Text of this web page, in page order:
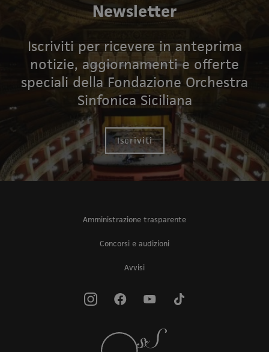
Newsletter
Iscriviti per ricevere in anteprima
notizie, aggiornamenti e offerte
speciali della Fondazione Orchestra
Sinfonica Siciliana
Iscriviti
Amministrazione trasparente
Concorsi e audizioni
Avvisi